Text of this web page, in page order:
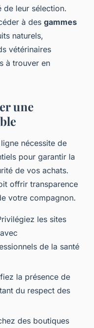
de leur sélection.
à des gammes
naturels,
vétérinaires
à trouver en
une
nécessite de
pour garantir la
de vos achats.
offrir transparence
votre compagnon.
les sites
de la santé
la présence de
du respect des
des boutiques